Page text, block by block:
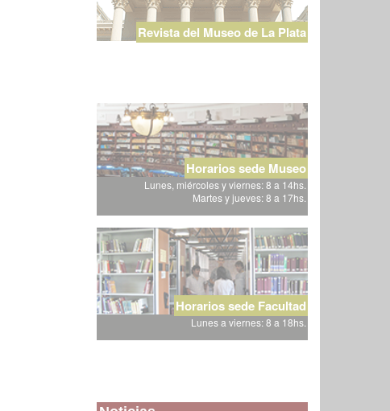
Revista del Museo de La Plata
Horarios sede Museo
Lunes, miércoles y viernes: 8 a 14hs.
Martes y jueves: 8 a 17hs.
Horarios sede Facultad
Lunes a viernes: 8 a 18hs.